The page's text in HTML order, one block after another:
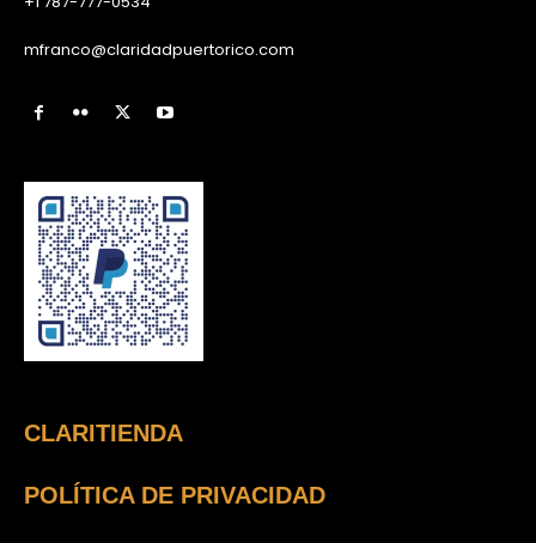
mfranco@claridadpuertorico.com
CLARITIENDA
POLÍTICA DE PRIVACIDAD